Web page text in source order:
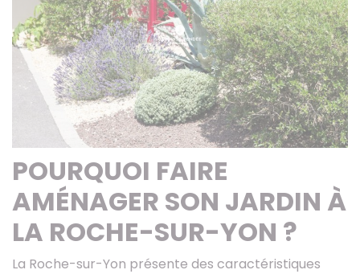
POURQUOI FAIRE
AMÉNAGER SON JARDIN À
LA ROCHE-SUR-YON ?
La Roche-sur-Yon présente des caractéristiques